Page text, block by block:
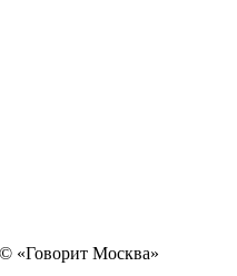
«Говорит Москва»